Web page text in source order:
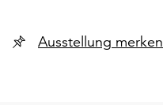
Ausstellung merken